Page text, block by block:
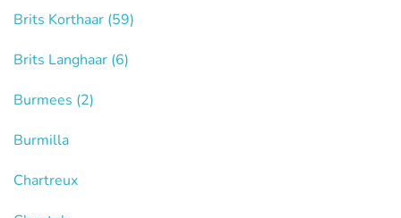
Brits Korthaar (59)
Brits Langhaar (6)
Burmees (2)
Burmilla
Chartreux